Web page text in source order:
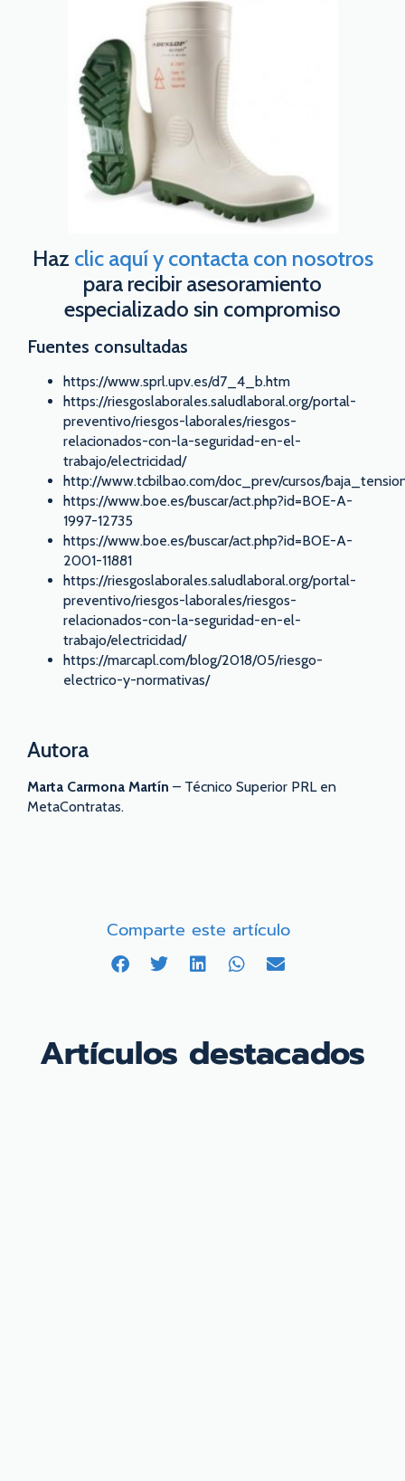
Haz clic aquí y contacta con nosotros
para recibir asesoramiento
especializado sin compromiso
Fuentes consultadas
https://www.sprl.upv.es/d7_4_b.htm
https://riesgoslaborales.saludlaboral.org/portal-
preventivo/riesgos-laborales/riesgos-
relacionados-con-la-seguridad-en-el-
trabajo/electricidad/
http://www.tcbilbao.com/doc_prev/cursos/
https://www.boe.es/buscar/act.php?id=BOE-A-
1997-12735
https://www.boe.es/buscar/act.php?id=BOE-A-
2001-11881
https://riesgoslaborales.saludlaboral.org/portal-
preventivo/riesgos-laborales/riesgos-
relacionados-con-la-seguridad-en-el-
trabajo/electricidad/
https://marcapl.com/blog/2018/05/riesgo-
electrico-y-normativas/
Autora
Marta Carmona Martín – Técnico Superior PRL en
MetaContratas.
Comparte este artículo
Artículos destacados